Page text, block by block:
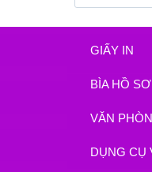
GIẤY IN
BÌA HỒ SƠ